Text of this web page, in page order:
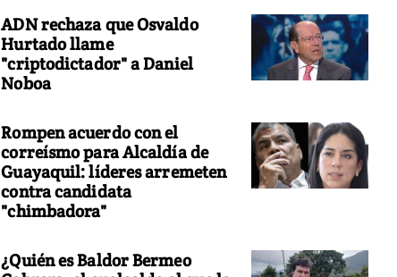
ADN rechaza que Osvaldo
Hurtado llame
"criptodictador" a Daniel
Noboa
Rompen acuerdo con el
correísmo para Alcaldía de
Guayaquil: líderes arremeten
contra candidata
"chimbadora"
¿Quién es Baldor Bermeo